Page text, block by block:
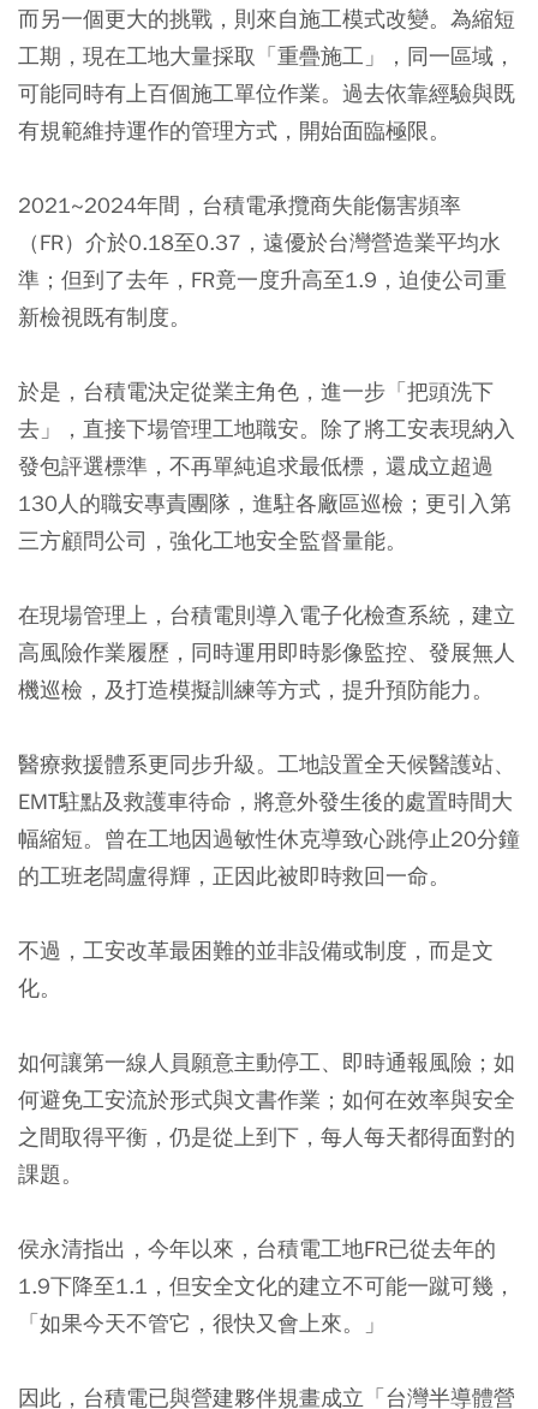
而另一個更大的挑戰，則來自施工模式改變。為縮短
工期，現在工地大量採取「重疊施工」，同一區域，
可能同時有上百個施工單位作業。過去依靠經驗與既
有規範維持運作的管理方式，開始面臨極限。
2021~2024年間，台積電承攬商失能傷害頻率
（FR）介於0.18至0.37，遠優於台灣營造業平均水
準；但到了去年，FR竟一度升高至1.9，迫使公司重
新檢視既有制度。
於是，台積電決定從業主角色，進一步「把頭洗下
去」，直接下場管理工地職安。除了將工安表現納入
發包評選標準，不再單純追求最低標，還成立超過
130人的職安專責團隊，進駐各廠區巡檢；更引入第
三方顧問公司，強化工地安全監督量能。
在現場管理上，台積電則導入電子化檢查系統，建立
高風險作業履歷，同時運用即時影像監控、發展無人
機巡檢，及打造模擬訓練等方式，提升預防能力。
醫療救援體系更同步升級。工地設置全天候醫護站、
EMT駐點及救護車待命，將意外發生後的處置時間大
幅縮短。曾在工地因過敏性休克導致心跳停止20分鐘
的工班老闆盧得輝，正因此被即時救回一命。
不過，工安改革最困難的並非設備或制度，而是文
化。
如何讓第一線人員願意主動停工、即時通報風險；如
何避免工安流於形式與文書作業；如何在效率與安全
之間取得平衡，仍是從上到下，每人每天都得面對的
課題。
侯永清指出，今年以來，台積電工地FR已從去年的
1.9下降至1.1，但安全文化的建立不可能一蹴可幾，
「如果今天不管它，很快又會上來。」
因此，台積電已與營建夥伴規畫成立「台灣半導體營